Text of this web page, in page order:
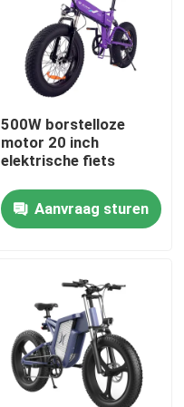
500W borstelloze
motor 20 inch
elektrische fiets
Aanvraag sturen